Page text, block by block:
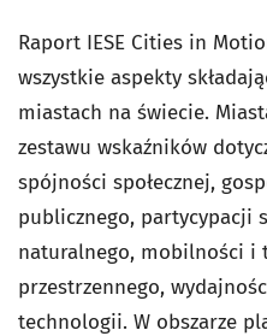
Raport IESE Cities in
wszystkie aspekty
miastach na świecie.
zestawu wskaźników
spójności społecznej,
publicznego, partycypacji
naturalnego, mobilności i
przestrzennego,
technologii. W obszarze